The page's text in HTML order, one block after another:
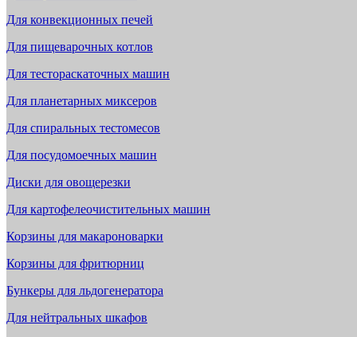
Для конвекционных печей
Для пищеварочных котлов
Для тестораскаточных машин
Для планетарных миксеров
Для спиральных тестомесов
Для посудомоечных машин
Диски для овощерезки
Для картофелеочистительных машин
Корзины для макароноварки
Корзины для фритюрниц
Бункеры для льдогенератора
Для нейтральных шкафов